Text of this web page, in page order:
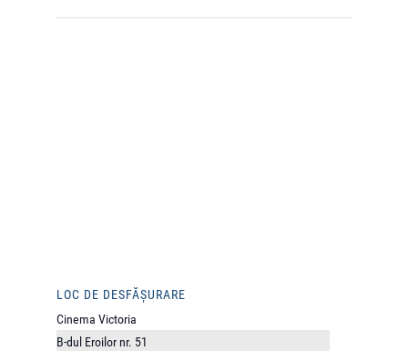
LOC DE DESFĂȘURARE
Cinema Victoria
B-dul Eroilor nr. 51